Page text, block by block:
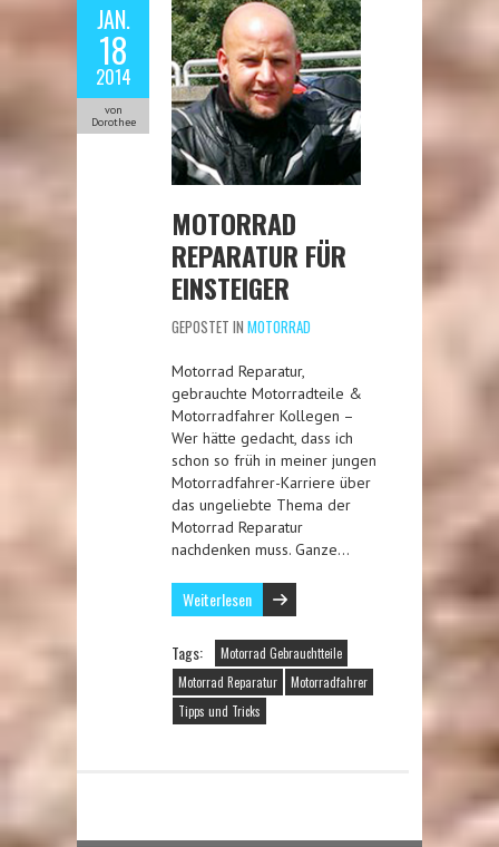
JAN.
18
2014
von
Dorothee
MOTORRAD
REPARATUR FÜR
EINSTEIGER
GEPOSTET IN MOTORRAD
Motorrad Reparatur,
gebrauchte Motorradteile &
Motorradfahrer Kollegen –
Wer hätte gedacht, dass ich
schon so früh in meiner jungen
Motorradfahrer-Karriere über
das ungeliebte Thema der
Motorrad Reparatur
nachdenken muss. Ganze…
Weiterlesen
Tags:
Motorrad Gebrauchtteile
Motorrad Reparatur
Motorradfahrer
Tipps und Tricks